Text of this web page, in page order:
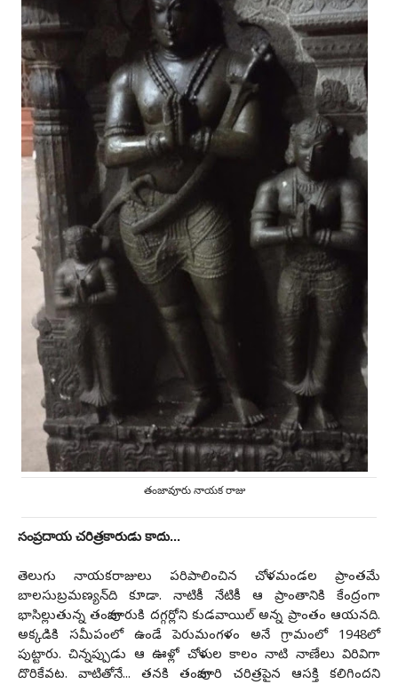
తంజావూరు నాయక రాజు
సంప్ర‌దాయ చ‌రిత్ర‌కారుడు కాదు...
తెలుగు నాయ‌క‌రాజులు ప‌రిపాలించిన చోళ‌మండ‌ల ప్రాంత‌మే
బాల‌సుబ్ర‌మ‌ణ్య‌న్‌ది కూడా. నాటికీ నేటికీ ఆ ప్రాంతానికి కేంద్రంగా
భాసిల్లుతున్న తంజావూరుకి ద‌గ్గ‌ర్లోని కుడ‌వాయిల్ అన్న ప్రాంతం ఆయ‌న‌ది.
అక్క‌డికి స‌మీపంలో ఉండే పెరుమంగ‌ళం అనే గ్రామంలో 1948లో
పుట్టారు. చిన్న‌ప్పుడు ఆ ఊళ్లో చోళుల కాలం నాటి నాణేలు విరివిగా
దొరికేవ‌ట‌. వాటితోనే... త‌న‌కి తంజావూరి చ‌రిత్ర‌పైన ఆస‌క్తి క‌లిగింద‌ని